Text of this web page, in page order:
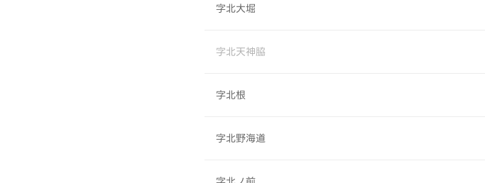
字北大堀
字北天神脇
字北根
字北野海道